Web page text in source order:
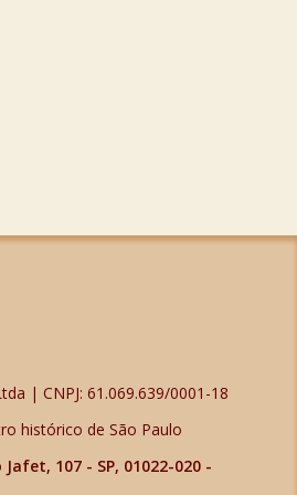
| CNPJ: 61.069.639/0001-18
histórico de São Paulo
107 - SP, 01022-020 -